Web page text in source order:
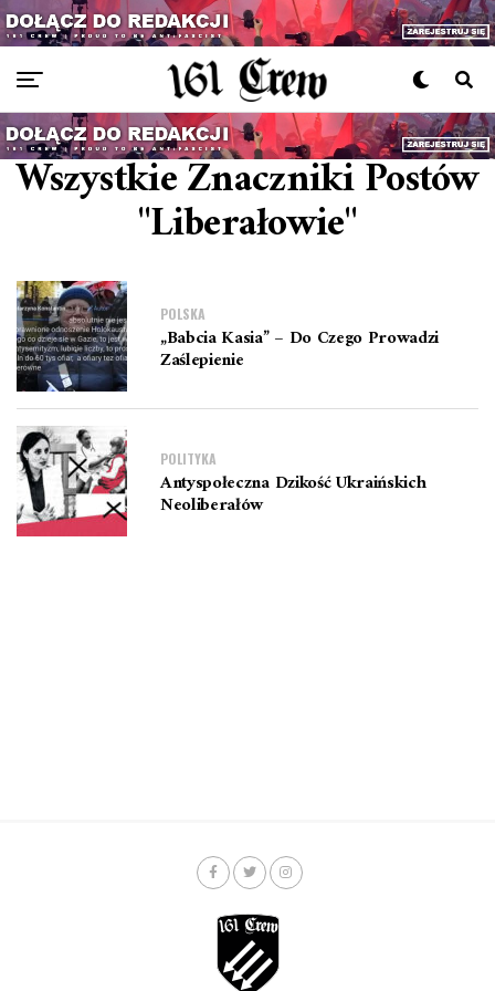
Wszystkie Znaczniki Postów
"liberałowie"
POLSKA
„Babcia Kasia” – Do Czego Prowadzi
Zaślepienie
POLITYKA
Antyspołeczna Dzikość Ukraińskich
Neoliberałów